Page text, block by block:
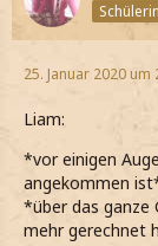
Schülerin
25. Januar 2020 um
Liam:
*vor einigen
angekommen
*über das ganze
mehr gerechnet